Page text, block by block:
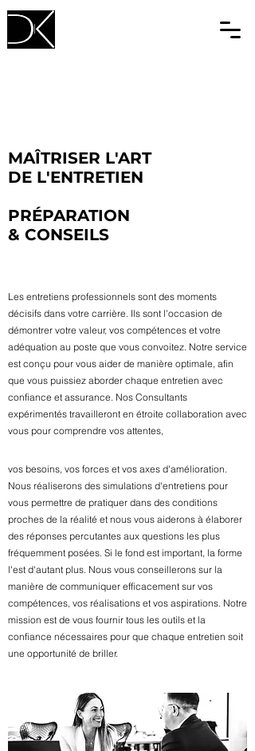
MAÎTRISER L'ART
DE L'ENTRETIEN
PRÉPARATION
& CONSEILS
Les entretiens professionnels sont des moments
décisifs dans votre carrière. Ils sont l'occasion de
démontrer votre valeur, vos compétences et votre
adéquation au poste que vous convoitez. Notre service
est conçu pour vous aider de manière optimale, afin
que vous puissiez aborder chaque entretien avec
confiance et assurance. Nos Consultants
expérimentés travailleront en étroite collaboration avec
vous pour comprendre vos attentes,
vos besoins, vos forces et vos axes d'amélioration.
Nous réaliserons des simulations d'entretiens pour
vous permettre de pratiquer dans des conditions
proches de la réalité et nous vous aiderons à élaborer
des réponses percutantes aux questions les plus
fréquemment posées. Si le fond est important, la forme
l'est d'autant plus. Nous vous conseillerons sur la
manière de communiquer efficacement sur vos
compétences, vos réalisations et vos aspirations. Notre
mission est de vous fournir tous les outils et la
confiance nécessaires pour que chaque entretien soit
une opportunité de briller.